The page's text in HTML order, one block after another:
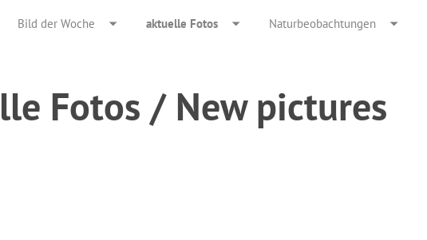
Bild der Woche aktuelle Fotos Naturbeobachtungen
Fotos / New pictures